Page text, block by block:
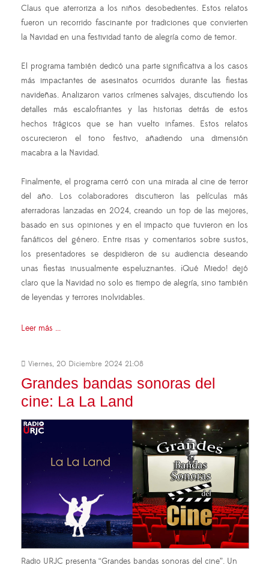
Claus que aterroriza a los niños desobedientes. Estos relatos
fueron un recorrido fascinante por tradiciones que convierten
la Navidad en una festividad tanto de alegría como de temor.
El programa también dedicó una parte significativa a los casos
más impactantes de asesinatos ocurridos durante las fiestas
navideñas. Analizaron varios crímenes salvajes, discutiendo los
detalles más escalofriantes y las historias detrás de estos
hechos trágicos que se han vuelto infames. Estos relatos
oscurecieron el tono festivo, añadiendo una dimensión
macabra a la Navidad.
Finalmente, el programa cerró con una mirada al cine de terror
del año. Los colaboradores discutieron las películas más
aterradoras lanzadas en 2024, creando un top de las mejores,
basado en sus opiniones y en el impacto que tuvieron en los
fanáticos del género. Entre risas y comentarios sobre sustos,
los presentadores se despidieron de su audiencia deseando
unas fiestas inusualmente espeluznantes. ¡Qué Miedo! dejó
claro que la Navidad no solo es tiempo de alegría, sino también
de leyendas y terrores inolvidables.
Leer más ...
Viernes, 20 Diciembre 2024 21:08
Grandes bandas sonoras del
cine: La La Land
Radio URJC presenta “Grandes bandas sonoras del cine”. Un